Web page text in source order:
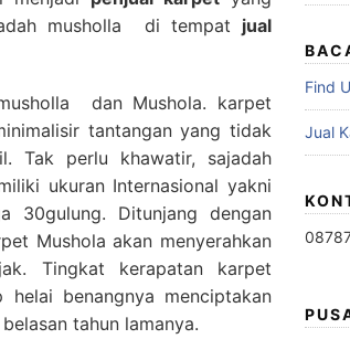
musholla di tempat jual
dan Mushola. karpet
tantangan yang tidak
Tak perlu khawatir, sajadah
ukuran Internasional yakni
30gulung. Ditunjang dengan
Mushola akan menyerahkan
Tingkat kerapatan karpet
benangnya menciptakan
tahun lamanya.
Find
Jual